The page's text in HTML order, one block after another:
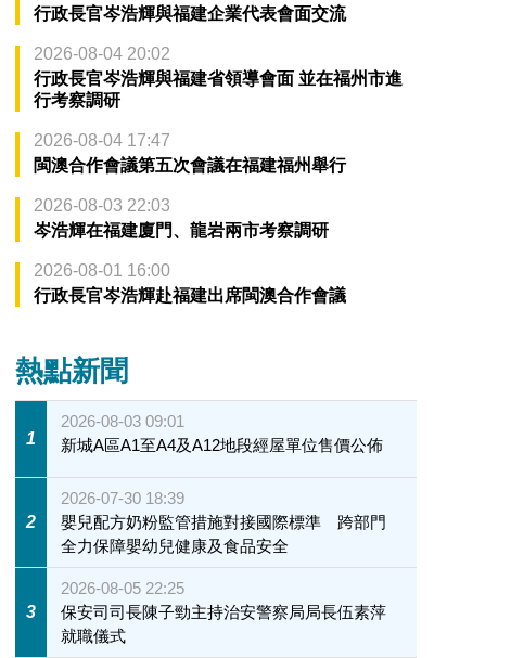
行政長官岑浩輝與福建企業代表會面交流
2026-08-04 20:02
行政長官岑浩輝與福建省領導會面 並在福州市進
行考察調研
2026-08-04 17:47
閩澳合作會議第五次會議在福建福州舉行
2026-08-03 22:03
岑浩輝在福建廈門、龍岩兩市考察調研
2026-08-01 16:00
行政長官岑浩輝赴福建出席閩澳合作會議
熱點新聞
1
2026-08-03 09:01
新城A區A1至A4及A12地段經屋單位售價公佈
2
2026-07-30 18:39
嬰兒配方奶粉監管措施對接國際標準 跨部門
全力保障嬰幼兒健康及食品安全
3
2026-08-05 22:25
保安司司長陳子勁主持治安警察局局長伍素萍
就職儀式